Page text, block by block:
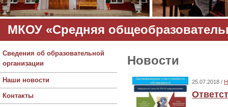
МКОУ «Средняя
Сведения об образовательной
организации
Наши новости
Контакты
Новости
25.07.2018 /